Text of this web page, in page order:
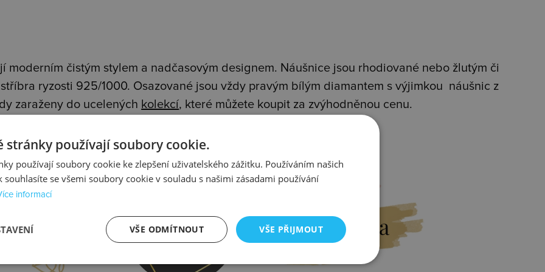
moderním čistým stylem a nadčasovým designem. Náušnice jsou rhodiované nebo žlutým či
ryzosti 925/1000. Osazované jsou vždy pravým bílým diamantem s výjimkou náušnic z
zaraženy do ucelených kolekcí, které můžete koupit za zvýhodněnou cenu.
Kontrola Výměna
stránky používají soubory cookie.
používají soubory cookie ke zlepšení uživatelského zážitku. Používáním našich
souhlasíte se všemi soubory cookie v souladu s našimi zásadami používání
informací
VŠE PŘIJMOUT
VŠE ODMÍTNOUT